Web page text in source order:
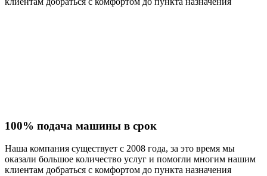
100% подача машины в срок
Наша компания существует с 2008 года, за это время мы
оказали большое количество услуг и помогли многим нашим
клиентам добраться с комфортом до пункта назначения